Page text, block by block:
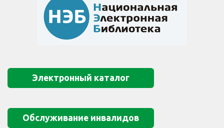
Электронный каталог
Обслуживание инвалидов